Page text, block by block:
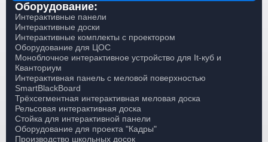
Оборудование:
Интерактивные панели
Интерактивные доски
Интерактивные комплекты с проектором
Оборудование для ЦОС
Моноблочное интерактивное устройство для It-куб и
Кванториум
Интерактивная панель с меловой поверхностью
SmartBlackBoard
Трёхсегментная интерактивная меловая доска
Рельсовая интерактивная доска
Стойка для интерактивной панели
Оборудование для проекта "Кадры"
Производство школьных досок